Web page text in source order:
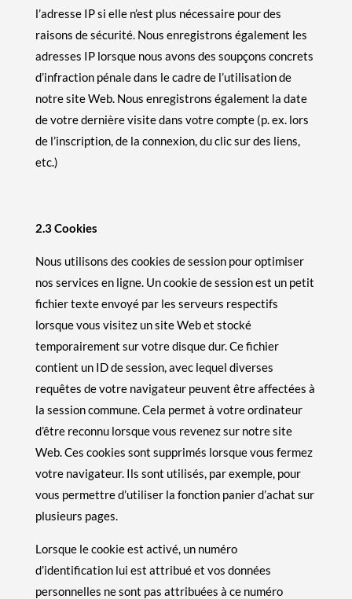
l’adresse IP si elle n’est plus nécessaire pour des
raisons de sécurité. Nous enregistrons également les
adresses IP lorsque nous avons des soupçons concrets
d’infraction pénale dans le cadre de l’utilisation de
notre site Web. Nous enregistrons également la date
de votre dernière visite dans votre compte (p. ex. lors
de l’inscription, de la connexion, du clic sur des liens,
etc.)
2.3 Cookies
Nous utilisons des cookies de session pour optimiser
nos services en ligne. Un cookie de session est un petit
fichier texte envoyé par les serveurs respectifs
lorsque vous visitez un site Web et stocké
temporairement sur votre disque dur. Ce fichier
contient un ID de session, avec lequel diverses
requêtes de votre navigateur peuvent être affectées à
la session commune. Cela permet à votre ordinateur
d’être reconnu lorsque vous revenez sur notre site
Web. Ces cookies sont supprimés lorsque vous fermez
votre navigateur. Ils sont utilisés, par exemple, pour
vous permettre d’utiliser la fonction panier d’achat sur
plusieurs pages.
Lorsque le cookie est activé, un numéro
d’identification lui est attribué et vos données
personnelles ne sont pas attribuées à ce numéro